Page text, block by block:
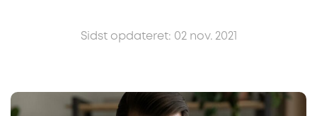
Sidst opdateret: 02 nov. 2021